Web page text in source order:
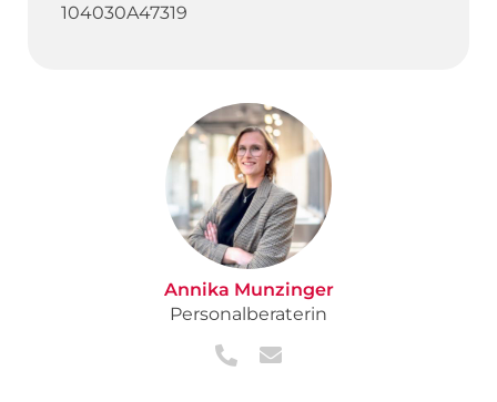
104030A47319
Annika Munzinger
Personalberaterin